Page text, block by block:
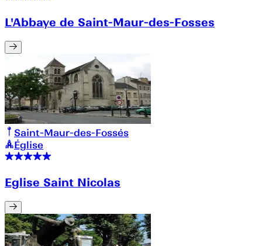
L'Abbaye de Saint-Maur-des-Fosses
Saint-Maur-des-Fossés
Église
Eglise Saint Nicolas